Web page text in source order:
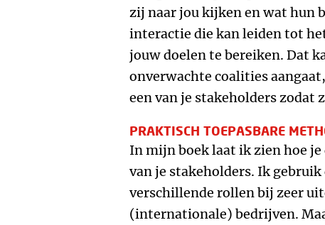
zij naar jou kijken en wat hun
interactie die kan leiden tot
jouw doelen te bereiken. Dat
onverwachte coalities
een van je stakeholders zodat
PRAKTISCH TOEPASBARE
In mijn boek laat ik zien hoe
van je stakeholders. Ik
verschillende rollen bij zeer
(internationale) bedrijven.